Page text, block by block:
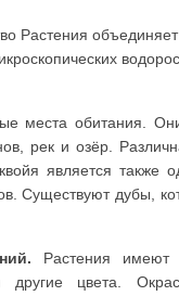
Растения
места обитания.
рек и озёр.
является
Существуют дубы,
Растения имеют
цвета.